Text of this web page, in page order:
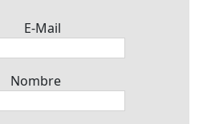
E-Mail
Nombre